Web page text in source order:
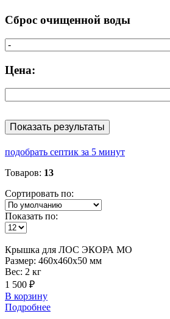
Сброс очищенной воды
Цена:
Показать результаты
подобрать септик за 5 минут
Товаров: 13
Сортировать по:
Показать по:
Крышка для ЛОС ЭКОРА МО
Размер: 460x460x50 мм
Вес: 2 кг
1 500 ₽
В корзину
Подробнее